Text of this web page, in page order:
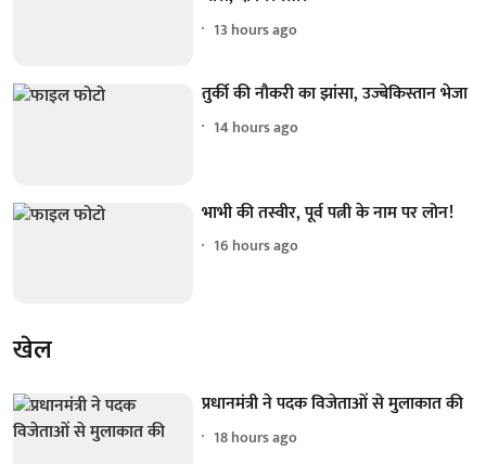
13 hours ago
तुर्की की नौकरी का झांसा, उज्बेकिस्तान भेजा
14 hours ago
भाभी की तस्वीर, पूर्व पत्नी के नाम पर लोन!
16 hours ago
खेल
प्रधानमंत्री ने पदक विजेताओं से मुलाकात की
18 hours ago